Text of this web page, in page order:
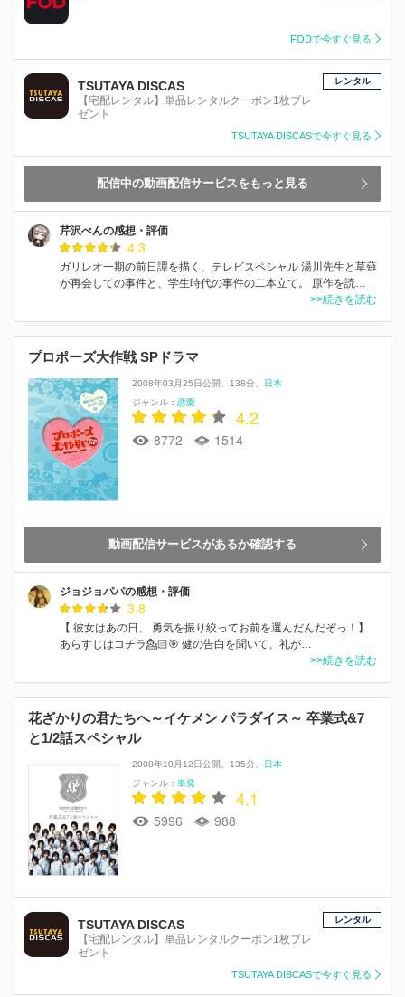
FODで今すぐ見る
TSUTAYA DISCAS
【宅配レンタル】単品レンタルクーポン1枚プレ
ゼント
レンタル
TSUTAYA DISCASで今すぐ見る
配信中の動画配信サービスをもっと見る
芹沢べんの感想・評価
4.3
ガリレオ一期の前日譚を描く、テレビスペシャル 湯川先生と草薙
が再会しての事件と、学生時代の事件の二本立て。 原作を読…
>>続きを読む
プロポーズ大作戦 SPドラマ
2008年03月25日公開 138分
日本
ジャンル： 恋愛
4.2
8772 1514
動画配信サービスがあるか確認する
ジョジョパパの感想・評価
3.8
【 彼女はあの日、 勇気を振り絞ってお前を選んだんだぞっ！】
あらすじはコチラ💁🏻🎯 健の告白を聞いて、礼が…
>>続きを読む
花ざかりの君たちへ～イケメン パラダイス～ 卒業式&7
と1/2話スペシャル
2008年10月12日公開 135分
日本
ジャンル： 単発
4.1
5996 988
TSUTAYA DISCAS
【宅配レンタル】単品レンタルクーポン1枚プレ
ゼント
レンタル
TSUTAYA DISCASで今すぐ見る